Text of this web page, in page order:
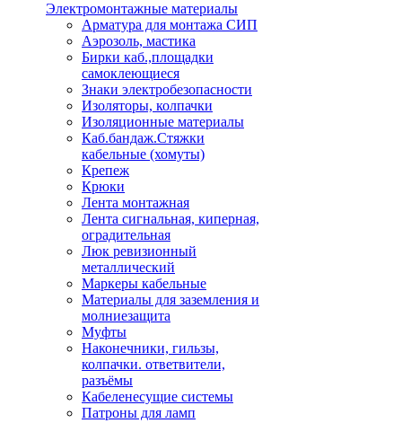
Электромонтажные материалы
Арматура для монтажа СИП
Аэрозоль, мастика
Бирки каб.,площадки
самоклеющиеся
Знаки электробезопасности
Изоляторы, колпачки
Изоляционные материалы
Каб.бандаж.Стяжки
кабельные (хомуты)
Крепеж
Крюки
Лента монтажная
Лента сигнальная, киперная,
оградительная
Люк ревизионный
металлический
Маркеры кабельные
Материалы для заземления и
молниезащита
Муфты
Наконечники, гильзы,
колпачки. ответвители,
разъёмы
Кабеленесущие системы
Патроны для ламп